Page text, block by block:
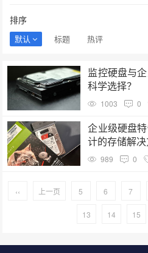
NAS硬盘(593)
希捷硬盘(553)
硬盘代理商(181)
希捷银河
硬盘转速(180)
监控级硬盘(179)
硬盘维修(178)
H100芯片(177)
希捷SSD(176)
排序
默认 标题 热评
监控硬盘与
科学选择？
1003 0
企业级硬盘
计的存储解
989 0
‹‹ 上一页 5 6 7
13 14 15